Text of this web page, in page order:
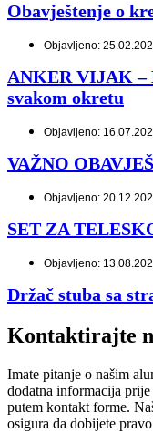
Obavještenje o
Objavljeno:
ANKER VIJAK –
svakom okretu
Objavljeno:
VAŽNO
Objavljeno:
SET ZA
Objavljeno:
Držač stuba sa
Kontaktirajte
Imate pitanje o našim
dodatna informacija
putem kontakt forme.
osigura da dobijete